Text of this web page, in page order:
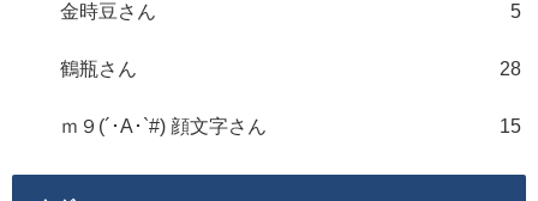
金時豆さん 5
鶴瓶さん 28
ｍ９(´･A･`#) 顔文字さん 15